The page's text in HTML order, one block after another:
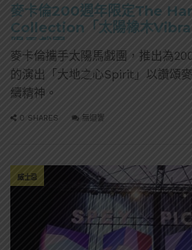
麥卡倫200週年限定The
Collection「太陽橡木
陽馬戲團
麥卡倫攜手太陽馬戲團，推出為
的演出「大地之心Spirit」以讚頌
續精神。
0 SHARES 無迴響
威士忌